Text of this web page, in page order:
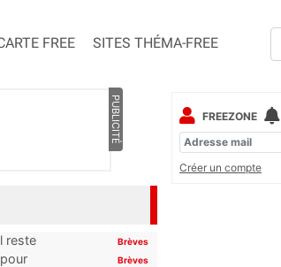
FREE SITES THÉMA-FREE
PUBLICITÉ
reste
Brèves
Brèves
FREEZONE
Créer un compte